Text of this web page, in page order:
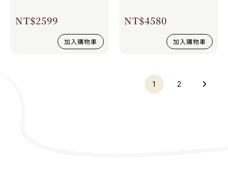
NT$2599
加入購物車
NT$4580
加入購物車
1 2